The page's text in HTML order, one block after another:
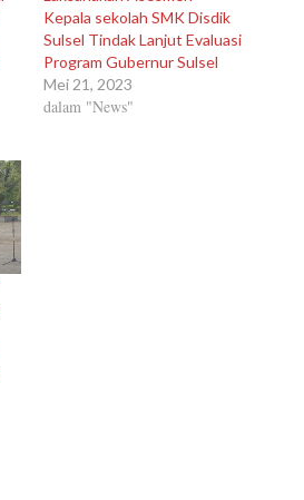
Kepala sekolah SMK Disdik
Sulsel Tindak Lanjut Evaluasi
Program Gubernur Sulsel
Mei 21, 2023
dalam "News"